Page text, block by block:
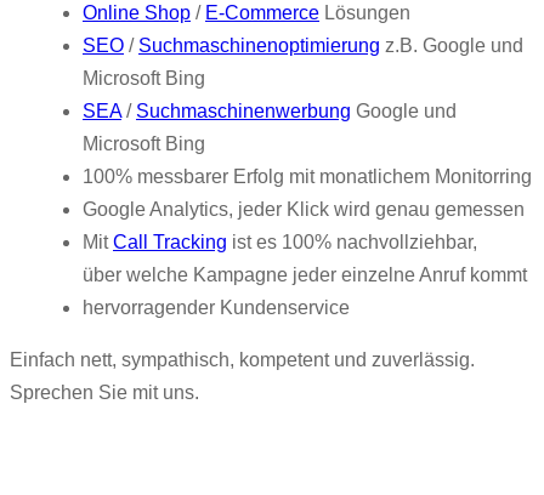
Online Shop / E-Commerce Lösungen
SEO / Suchmaschinenoptimierung z.B. Google und
Microsoft Bing
SEA/ Suchmaschinenwerbung Google und
Microsoft Bing
100% messbarer Erfolg mit monatlichem Monitorring
Google Analytics, jeder Klick wird genau gemessen
MitCall Tracking ist es 100% nachvollziehbar,
über welche Kampagne jeder einzelne Anruf kommt
hervorragender Kundenservice
Einfach nett, sympathisch, kompetent und zuverlässig.
Sprechen Sie mit uns.